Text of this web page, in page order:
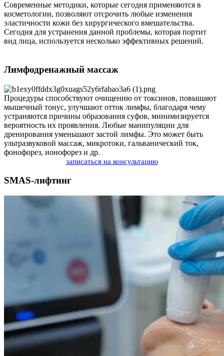
Современные методики, которые сегодня применяются в
косметологии, позволяют отсрочить любые изменения
эластичности кожи без хирургического вмешательства.
Сегодня для устранения данной проблемы, которая портит
вид лица, используется несколько эффективных решений.
Лимфодренажный массаж
Процедуры способствуют очищению от токсинов, повышают
мышечный тонус, улучшают отток лимфы, благодаря чему
устраняются причины образования суфов, минимизируется
вероятность их проявления. Любые манипуляции для
дренирования уменьшают застой лимфы. Это может быть
ультразвуковой массаж, микротоки, гальванический ток,
фонофорез, ионофорез и др.
записаться на консультацию
SMAS-лифтинг